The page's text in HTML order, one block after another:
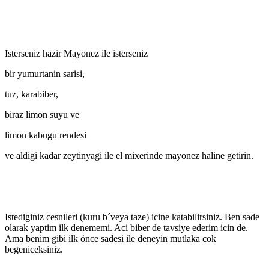
Isterseniz hazir Mayonez ile isterseniz
bir yumurtanin sarisi,
tuz, karabiber,
biraz limon suyu ve
limon kabugu rendesi
ve aldigi kadar zeytinyagi ile el mixerinde mayonez haline getirin.
Istediginiz cesnileri (kuru b´veya taze) icine katabilirsiniz. Ben sade
olarak yaptim ilk denememi. Aci biber de tavsiye ederim icin de.
Ama benim gibi ilk önce sadesi ile deneyin mutlaka cok
begeniceksiniz.